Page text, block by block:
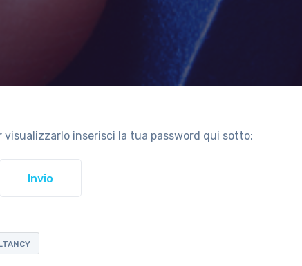
inserisci la tua password qui sotto: